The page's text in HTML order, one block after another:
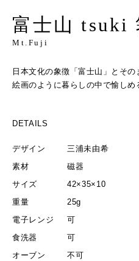
富士山 tsuki
Mt.Fuji
日本文化の象徴「富士山」とその
絵画のように暮らしの中で愉しめ
DETAILS
デザイン
三浦未由希
素材
磁器
サイズ
42×35×10
重量
25g
電子レンジ
可
食洗器
可
オーブン
不可